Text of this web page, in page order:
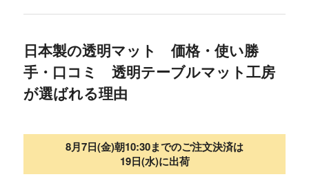
日本製の透明マット 価格・使い勝
手・口コミ 透明テーブルマット工房
が選ばれる理由
8月7日(金)朝10:30までのご注文決済は
19日(水)に出荷